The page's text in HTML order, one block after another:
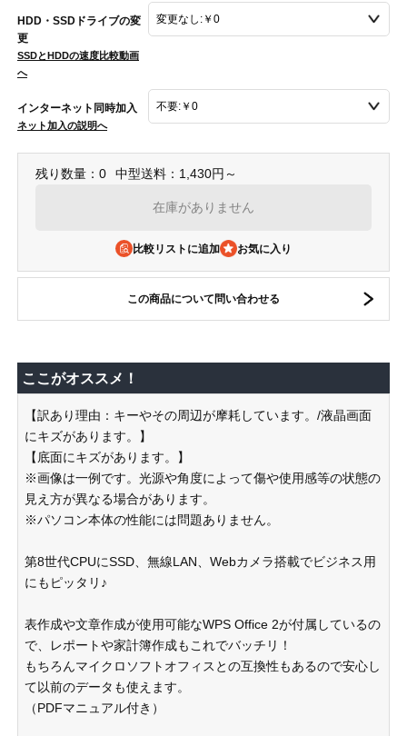
HDD・SSDドライブの変
更
SSDとHDDの速度比較動画
へ
インターネット同時加入
ネット加入の説明へ
残り数量：0 中型送料：1,430円～
在庫がありません
比較リストに追加
この商品について問い合わせる
ここがオススメ！
【訳あり理由：キーやその周辺が摩耗しています。/液晶画面
にキズがあります。】
【底面にキズがあります。】
※画像は一例です。光源や角度によって傷や使用感等の状態の
見え方が異なる場合があります。
※パソコン本体の性能には問題ありません。
第8世代CPUにSSD、無線LAN、Webカメラ搭載でビジネス用
にもピッタリ♪
表作成や文章作成が使用可能なWPS Office 2が付属しているの
で、レポートや家計簿作成もこれでバッチリ！
もちろんマイクロソフトオフィスとの互換性もあるので安心し
て以前のデータも使えます。
（PDFマニュアル付き）